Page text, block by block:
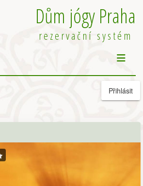
Dům jógy Praha
rezervační systém
Přihlásit